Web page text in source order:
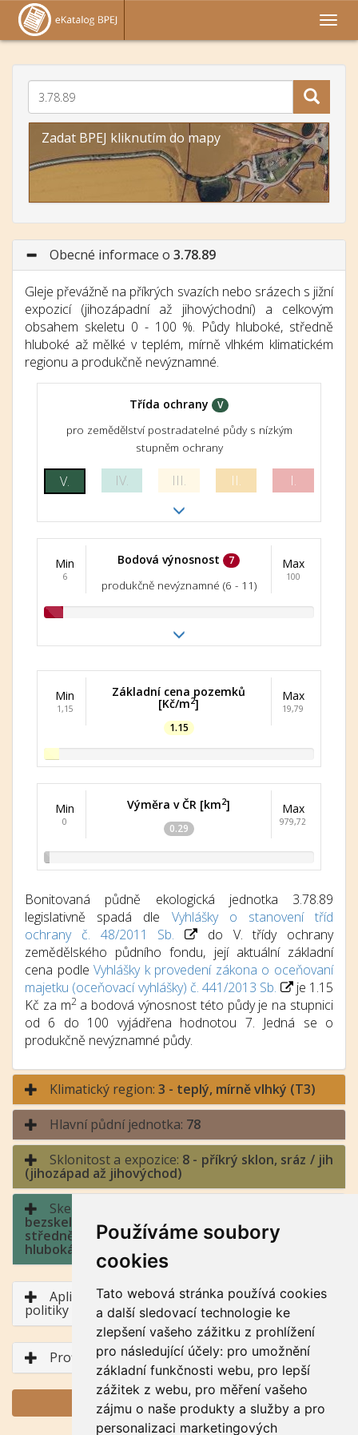
Používáme soubory
cookies
Tato webová stránka používá cookies
a další sledovací technologie ke
zlepšení vašeho zážitku z prohlížení
pro následující účely: pro umožnění
základní funkčnosti webu, pro lepší
zážitek z webu, pro měření vašeho
zájmu o naše produkty a služby a pro
personalizaci marketingových
Zadat BPEJ kliknutím do mapy
Obecné informace o 3.78.89
Gleje převážně na příkrých svazích nebo srázech s jižní
expozicí (jihozápadní až jihovýchodní) a celkovým
obsahem skeletu 0 - 100 %. Půdy hluboké, středně
hluboké až mělké v teplém, mírně vlhkém klimatickém
regionu a produkčně nevýznamné.
Třída ochrany V
pro zemědělství postradatelné půdy s nízkým
stupněm ochrany
V. IV. III. II. I.
Min
6
Bodová výnosnost 7
produkčně nevýznamné (6 - 11)
Max
100
Min
1,15
Základní cena pozemků
[Kč/m2]
1.15
Max
19,79
Min
0
Výměra v ČR [km2]
0.29
Max
979,72
Bonitovaná půdně ekologická jednotka 3.78.89
legislativně spadá dle Vyhlášky o stanovení tříd
ochrany č. 48/2011 Sb.
do V. třídy ochrany
zemědělského půdního fondu, její aktuální základní
cena podleVyhlášky k provedení zákona o oceňovaní
majetku (oceňovací vyhlášky) č. 441/2013 Sb.
je 1.15
Kč za m2a bodová výnosnost této půdy je na stupnici
od 6 do 100 vyjádřena hodnotou 7. Jedná se o
produkčně nevýznamné půdy.
Klimatický region: 3 - teplý, mírně vlhký (T3)
Hlavní půdní jednotka: 78
Sklonitost a expozice: 8 - příkrý sklon, sráz / jih
(jihozápad až jihovýchod)
Skeletovitost a hloubka půdy:
bezskeletovitá, s příměsí, slabě skeletovitá,
středně skeletovitá, silně skleletovitá / půda
hluboká, půda středně hluboká, půda mělká
Aplikace BPEJ v rámci Společné zemědělské
politiky
Profil půdního typu
GENERUJ PDF